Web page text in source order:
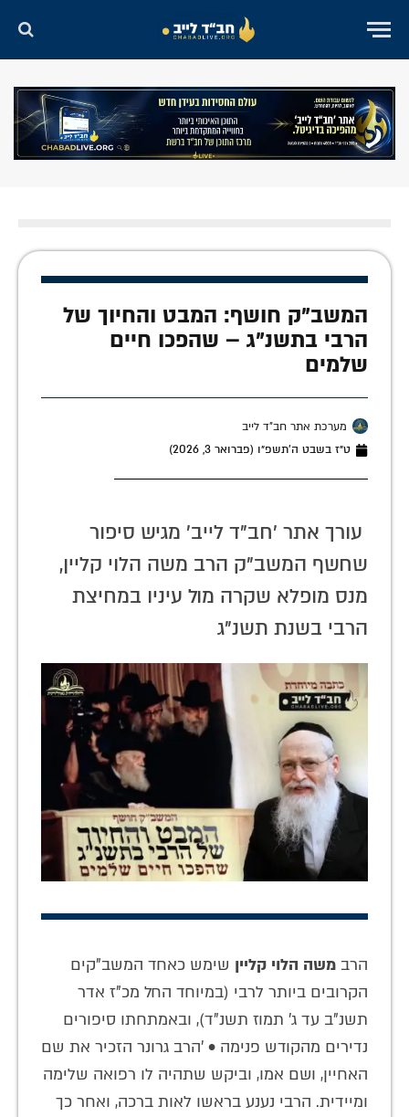
המשב"ק חושף: המבט והחיוך של
הרבי בתשנ"ג – שהפכו חיים
שלמים
מערכת אתר חב"ד לייב
ט״ז בשבט ה׳תשפ״ו (פברואר 3, 2026)
עורך אתר 'חב"ד לייב' מגיש סיפור
שחשף המשב"ק הרב משה הלוי קליין,
מנס מופלא שקרה מול עיניו במחיצת
הרבי בשנת תשנ"ג
הרב משה הלוי קליין שימש כאחד המשב"קים
הקרובים ביותר לרבי (במיוחד החל מכ"ז אדר
תשנ"ב עד ג' תמוז תשנ"ד), ובאמתחתו סיפורים
נדירים מהקודש פנימה • 'הרב גרונר הזכיר את שם
האחיין, ושם אמו, וביקש שתהיה לו רפואה שלימה
ומיידית. הרבי נענע בראשו לאות ברכה, ואחר כך